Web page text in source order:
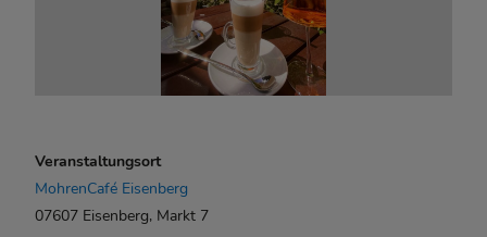
Veranstaltungsort
MohrenCafé Eisenberg
07607 Eisenberg, Markt 7